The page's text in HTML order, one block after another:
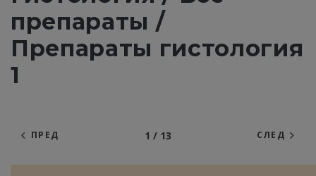
препараты /
Препараты гистология
1
ПРЕД 1 / 13 СЛЕД